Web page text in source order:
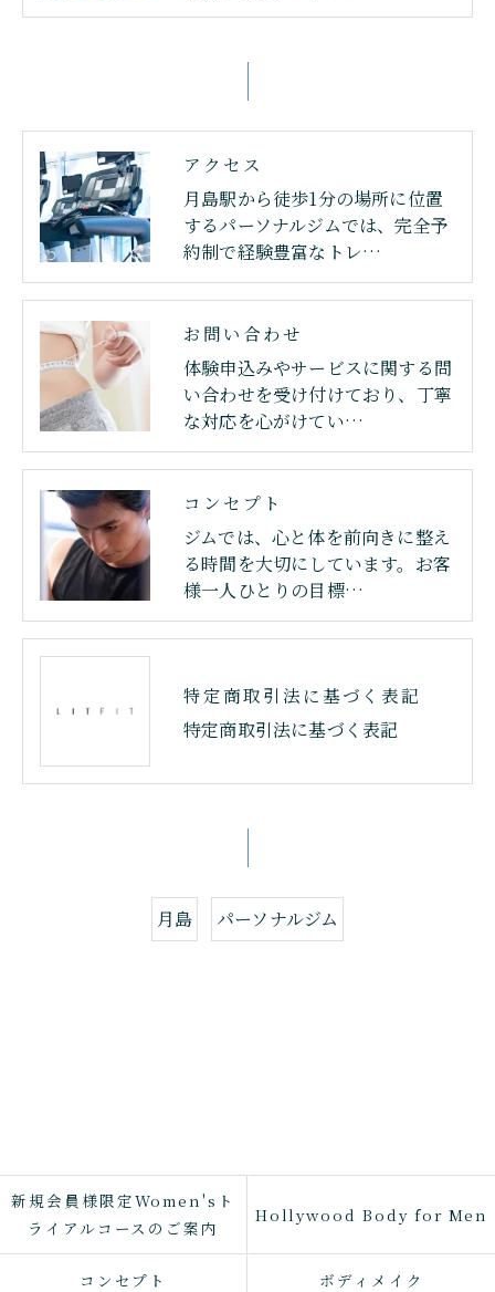
アクセス
月島駅から徒歩1分の場所に位置
するパーソナルジムでは、完全予
約制で経験豊富なトレ…
お問い合わせ
体験申込みやサービスに関する問
い合わせを受け付けており、丁寧
な対応を心がけてい…
コンセプト
ジムでは、心と体を前向きに整え
る時間を大切にしています。お客
様一人ひとりの目標…
特定商取引法に基づく表記
特定商取引法に基づく表記
月島 パーソナルジム
新規会員様限定Women'sト
ライアルコースのご案内
Hollywood Body for Men
コンセプト ボディメイク